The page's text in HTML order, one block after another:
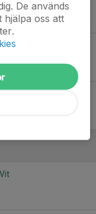
De används
hjälpa oss att